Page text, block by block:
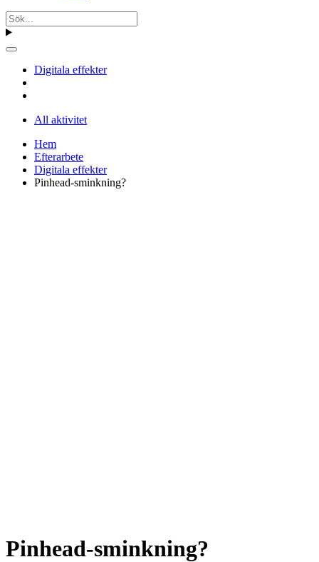
Digitala effekter
All aktivitet
Hem
Efterarbete
Digitala effekter
Pinhead-sminkning?
Pinhead-sminkning?